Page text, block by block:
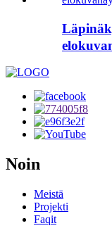
Noin
Meistä
Projekti
Faqit